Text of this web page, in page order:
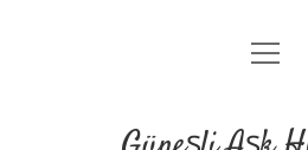
Anasayfa
menüyü